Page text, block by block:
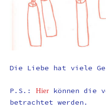
Die Liebe hat viele
P.S.: Hier können die
betrachtet werden.